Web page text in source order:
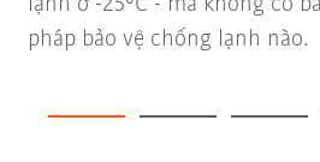
pháp bảo vệ chống lạnh nào.